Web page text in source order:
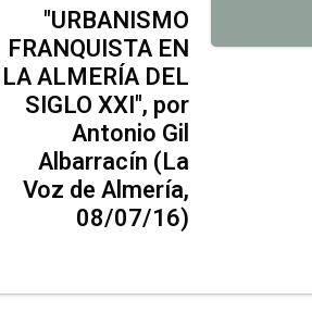
"URBANISMO
FRANQUISTA EN
LA ALMERÍA DEL
SIGLO XXI", por
Antonio Gil
Albarracín (La
Voz de Almería,
08/07/16)